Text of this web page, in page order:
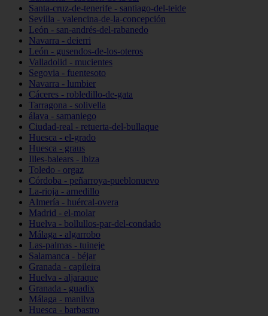
Santa-cruz-de-tenerife - santiago-del-teide
Sevilla - valencina-de-la-concepción
León - san-andrés-del-rabanedo
Navarra - deierri
León - gusendos-de-los-oteros
Valladolid - mucientes
Segovia - fuentesoto
Navarra - lumbier
Cáceres - robledillo-de-gata
Tarragona - solivella
álava - samaniego
Ciudad-real - retuerta-del-bullaque
Huesca - el-grado
Huesca - graus
Illes-balears - ibiza
Toledo - orgaz
Córdoba - peñarroya-pueblonuevo
La-rioja - arnedillo
Almería - huércal-overa
Madrid - el-molar
Huelva - bollullos-par-del-condado
Málaga - algarrobo
Las-palmas - tuineje
Salamanca - béjar
Granada - capileira
Huelva - aljaraque
Granada - guadix
Málaga - manilva
Huesca - barbastro